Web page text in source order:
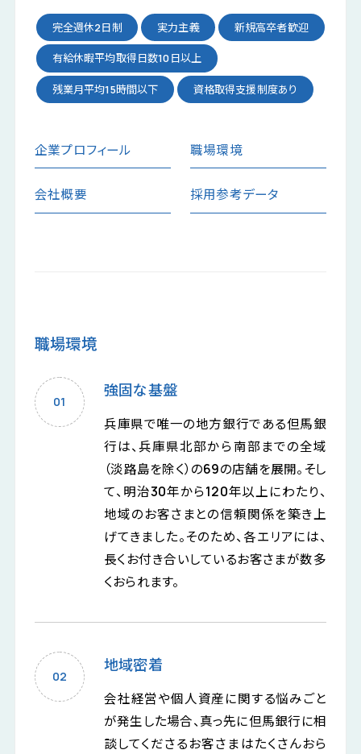
完全週休2日制 実力主義 新規高卒者歓迎
有給休暇平均取得日数10日以上
残業月平均15時間以下 資格取得支援制度あり
企業プロフィール 職場環境
会社概要 採用参考データ
職場環境
強固な基盤
兵庫県で唯一の地方銀行である但馬銀
行は、兵庫県北部から南部までの全域
（淡路島を除く）の69の店舗を展開。そし
て、明治30年から120年以上にわたり、
地域のお客さまとの信頼関係を築き上
げてきました。そのため、各エリアには、
長くお付き合いしているお客さまが数多
くおられます。
地域密着
会社経営や個人資産に関する悩みごと
が発生した場合、真っ先に但馬銀行に相
談してくださるお客さまはたくさんおら